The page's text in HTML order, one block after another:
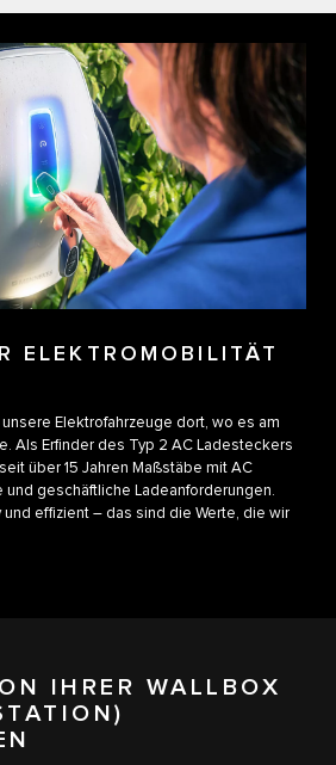
ELEKTROMOBILITÄT
Elektrofahrzeuge dort, wo es am
Als Erfinder des Typ 2 AC Ladesteckers
über 15 Jahren Maßstäbe mit AC
und geschäftliche Ladeanforderungen.
und effizient – das sind die Werte, die wir
IHRER WALLBOX